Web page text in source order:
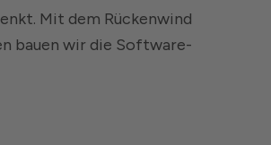
Mit dem Rückenwind
bauen wir die Software-